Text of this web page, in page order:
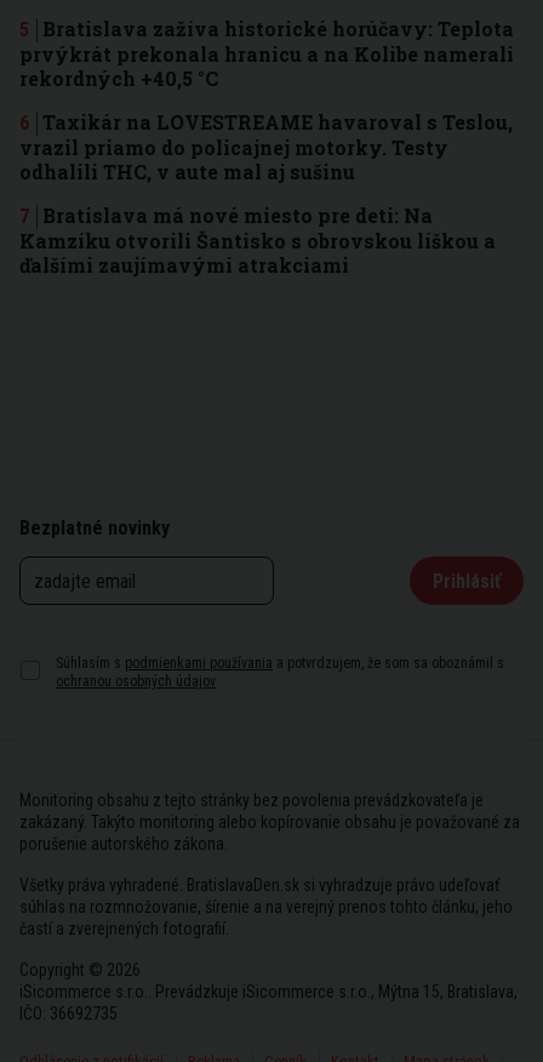
Bratislava zažíva historické horúčavy: Teplota
prvýkrát prekonala hranicu a na Kolibe namerali
rekordných +40,5 °C
Taxikár na LOVESTREAME havaroval s Teslou,
vrazil priamo do policajnej motorky. Testy
odhalili THC, v aute mal aj sušinu
Bratislava má nové miesto pre deti: Na
Kamzíku otvorili Šantisko s obrovskou líškou a
ďalšími zaujímavými atrakciami
Bezplatné novinky
Prihlásiť
Súhlasím s podmienkami používania a potvrdzujem, že som sa oboznámil s
ochranou osobných údajov
Monitoring obsahu z tejto stránky bez povolenia prevádzkovateľa je
zakázaný. Takýto monitoring alebo kopírovanie obsahu je považované za
porušenie autorského zákona.
Všetky práva vyhradené. BratislavaDen.sk si vyhradzuje právo udeľovať
súhlas na rozmnožovanie, šírenie a na verejný prenos tohto článku, jeho
častí a zverejnených fotografií.
Copyright © 2026
iSicommerce s.r.o.. Prevádzkuje iSicommerce s.r.o., Mýtna 15, Bratislava,
IČO: 36692735